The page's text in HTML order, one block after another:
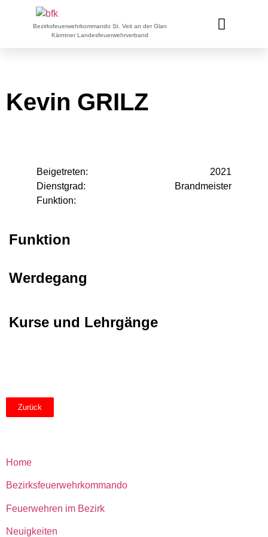
Bezirksfeuerwehrkommando St. Veit an der Glan
Kärntner Landesfeuerwehrverband
Kevin GRILZ
Beigetreten:
2021
Dienstgrad:
Brandmeister
Funktion:
Funktion
Werdegang
Kurse und Lehrgänge
Zurück
Home
Bezirksfeuerwehrkommando
Feuerwehren im Bezirk
Neuigkeiten